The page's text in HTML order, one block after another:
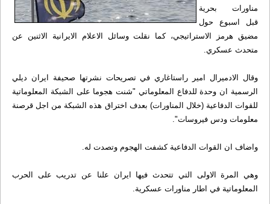
مناورات بحرية
قبل اسبوع حول
مضيق هرمز الاستراتيجي، كما نقلت وسائل الاعلام الايرانية الاثنين عن
متحدث عسكري.
وقال الادميرال امير راستاغاري في تصريحات نشرتها صحيفة ايران ديلي
الرسمية ان وحدة للدفاع المعلوماتي "شنت هجوما على الشبكة المعلوماتية
للقوات الدفاعية (خلال المناورات) بعدف اختراق هذه الشبكة من اجل قرصنة
معلومات ودس فيروسات".
واضاف ان القوات الدفاعية كشفت الهجوم وتصدت له.
وهي المرة الاولى التي تتحدث فيها ايران علنا عن تدريب على الحرب
المعلوماتية في اطار مناورات عسكرية.